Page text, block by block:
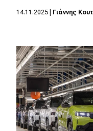
14.11.2025 Γιάννης